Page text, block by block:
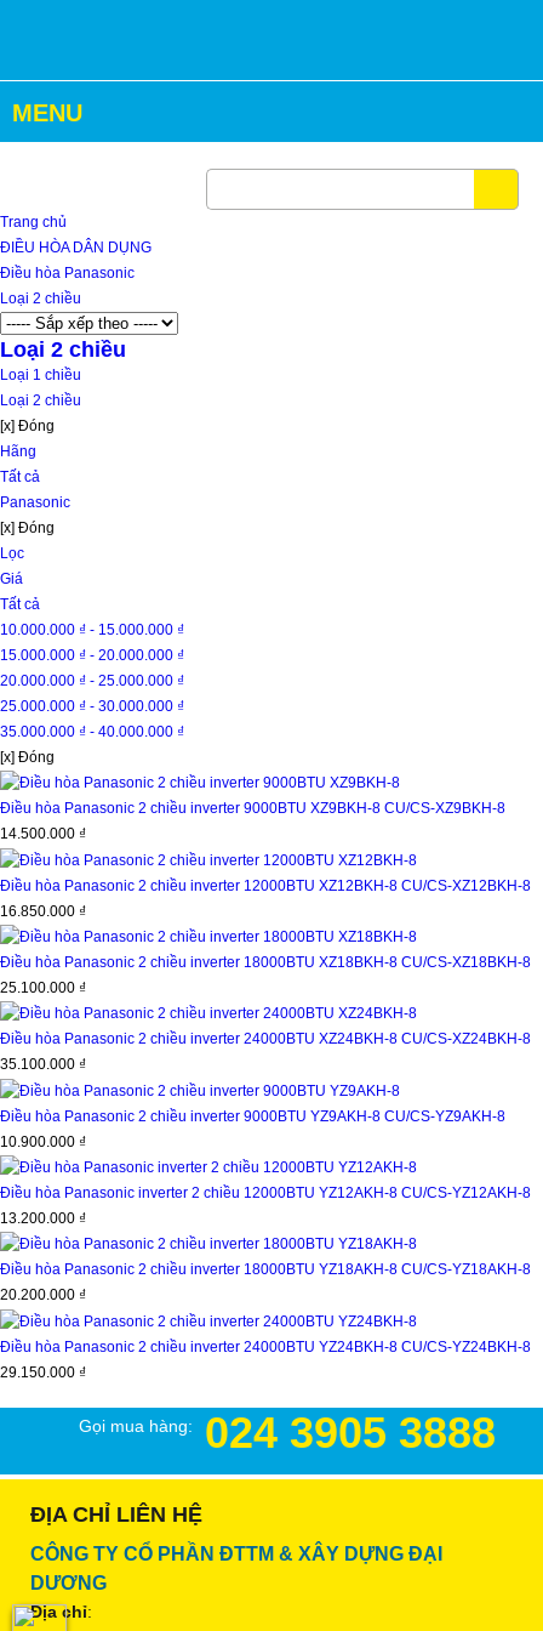
MENU
Trang chủ
ĐIỀU HÒA DÂN DỤNG
Điều hòa Panasonic
Loại 2 chiều
Loại 2 chiều
Loại 1 chiều
Loại 2 chiều
[x] Đóng
Hãng
Tất cả
Panasonic
[x] Đóng
Lọc
Giá
Tất cả
10.000.000 ₫ - 15.000.000 ₫
15.000.000 ₫ - 20.000.000 ₫
20.000.000 ₫ - 25.000.000 ₫
25.000.000 ₫ - 30.000.000 ₫
35.000.000 ₫ - 40.000.000 ₫
[x] Đóng
Điều hòa Panasonic 2 chiều inverter 9000BTU XZ9BKH-8 CU/CS-XZ9BKH-8
14.500.000 ₫
Điều hòa Panasonic 2 chiều inverter 12000BTU XZ12BKH-8 CU/CS-XZ12BKH-8
16.850.000 ₫
Điều hòa Panasonic 2 chiều inverter 18000BTU XZ18BKH-8 CU/CS-XZ18BKH-8
25.100.000 ₫
Điều hòa Panasonic 2 chiều inverter 24000BTU XZ24BKH-8 CU/CS-XZ24BKH-8
35.100.000 ₫
Điều hòa Panasonic 2 chiều inverter 9000BTU YZ9AKH-8 CU/CS-YZ9AKH-8
10.900.000 ₫
Điều hòa Panasonic inverter 2 chiều 12000BTU YZ12AKH-8 CU/CS-YZ12AKH-8
13.200.000 ₫
Điều hòa Panasonic 2 chiều inverter 18000BTU YZ18AKH-8 CU/CS-YZ18AKH-8
20.200.000 ₫
Điều hòa Panasonic 2 chiều inverter 24000BTU YZ24BKH-8 CU/CS-YZ24BKH-8
29.150.000 ₫
Gọi mua hàng: 024 3905 3888
ĐỊA CHỈ LIÊN HỆ
CÔNG TY CỔ PHẦN ĐTTM & XÂY DỰNG ĐẠI
DƯƠNG
Địa chỉ: